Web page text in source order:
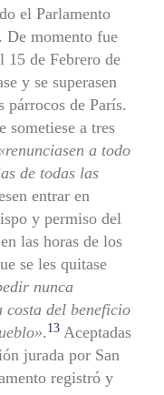
el Parlamento
De momento fue
15 de Febrero de
y se superasen
párrocos de París.
sometiese a tres
a todo
de todas las
entrar en
y permiso del
las horas de los
se les quitase
nunca
del beneficio
. 13Aceptadas
jurada por San
registró y